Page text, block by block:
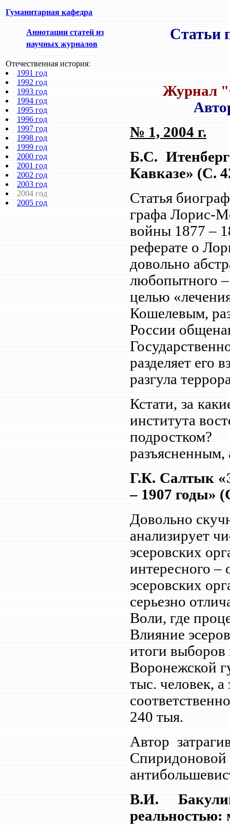
Гуманитарная кафедра
Аннотации статей из
научных журналов
Отечественная история:
1991 год
1992 год
1993 год
1994 год
1995 год
1996 год
1997 год
1998 год
1999 год
2000 год
2001 год
2002 год
2003 год
2004 год
2005 год
Статьи
Журнал
№ 1, 2004 г.
Б.С.
Кавказе» (С.
Статья
графа Лорис-
войны 1877 –
реферате о
довольно
любопытного –
целью
Кошелевым,
России
разделяет его
разгула
Кстати, за
института
Г.К. Салтык
– 1907 годы»
Довольно
анализирует
эсеровских
интересного –
эсеровских
серьезно
Воли, где
Влияние
итоги выборов
Воронежской
тыс. человек,
240 тыя.
Автор
Спиридоновой
В.И.
реальностью: